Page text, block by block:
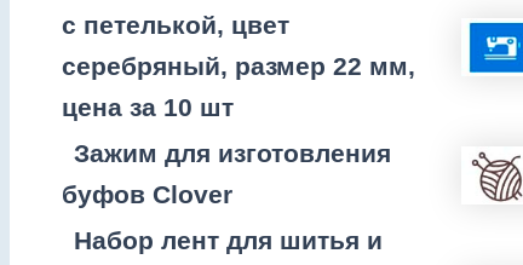
с петелькой, цвет
серебряный, размер 22 мм,
цена за 10 шт
Зажим для изготовления
буфов Clover
Набор лент для шитья и